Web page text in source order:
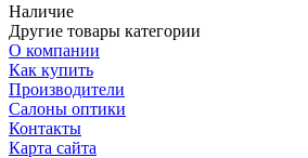
Наличие
Другие товары категории
О компании
Как купить
Производители
Салоны оптики
Контакты
Карта сайта